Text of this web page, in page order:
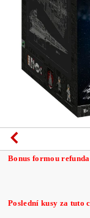
Bonus formou
Poslední kusy za tuto